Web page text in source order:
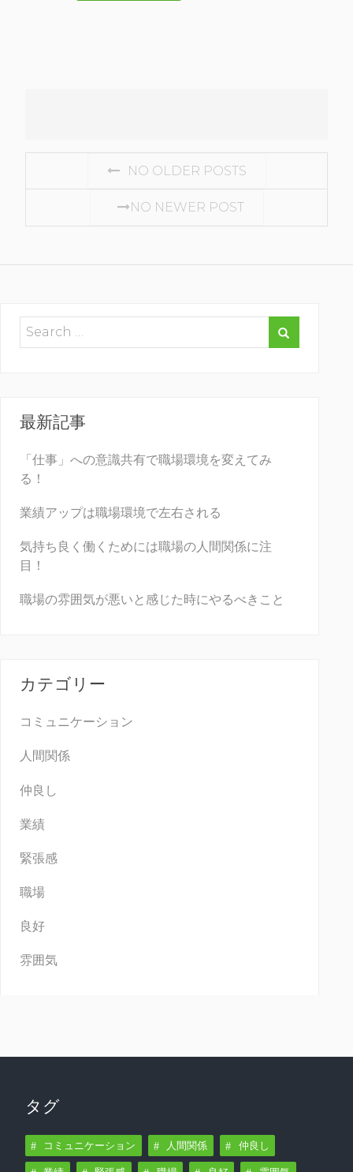
NAVIGATION
NO OLDER POSTS
NO NEWER POST
最新記事
「仕事」への意識共有で職場環境を変えてみ
る！
業績アップは職場環境で左右される
気持ち良く働くためには職場の人間関係に注
目！
職場の雰囲気が悪いと感じた時にやるべきこと
カテゴリー
コミュニケーション
人間関係
仲良し
業績
緊張感
職場
良好
雰囲気
タグ
コミュニケーション 人間関係 仲良し